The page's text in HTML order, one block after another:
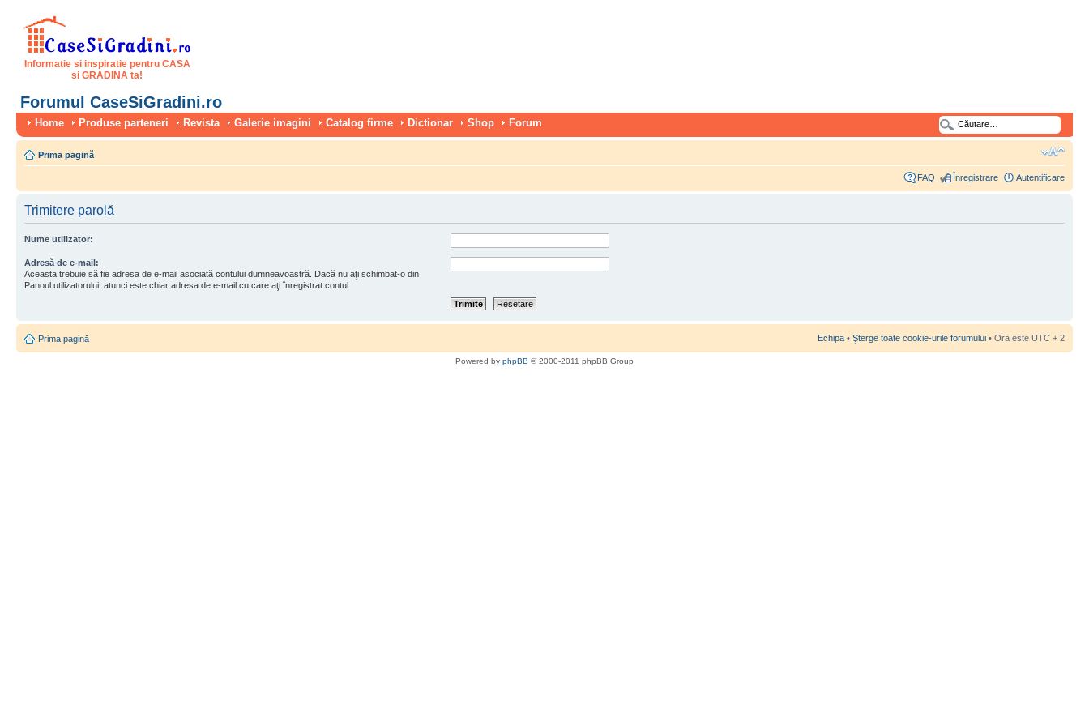
Informatie si inspiratie pentru CASA
si GRADINA ta!
Forumul CaseSiGradini.ro
Home Produse parteneri Revista Galerie imagini Catalog firme Dictionar Shop Forum
Prima pagină
FAQ Înregistrare Autentificare
Trimitere parolă
Nume utilizator:
Adresă de e-mail:
Aceasta trebuie să fie adresa de e-mail asociată contului dumneavoastră. Dacă nu aţi schimbat-o din
Panoul utilizatorului, atunci este chiar adresa de e-mail cu care aţi înregistrat contul.
Prima pagină Echipa • Şterge toate cookie-urile forumului • Ora este UTC + 2
Powered by phpBB © 2000-2011 phpBB Group